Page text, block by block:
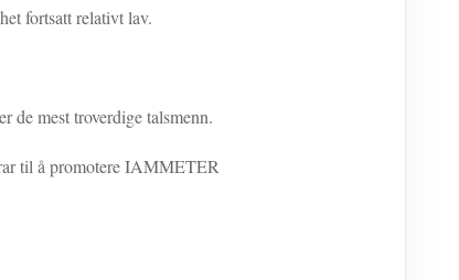
fortsatt relativt lav.
de mest troverdige talsmenn.
til å promotere IAMMETER